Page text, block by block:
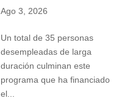
Ago 3, 2026
Un total de 35 personas
desempleadas de larga
duración culminan este
programa que ha financiado
el...